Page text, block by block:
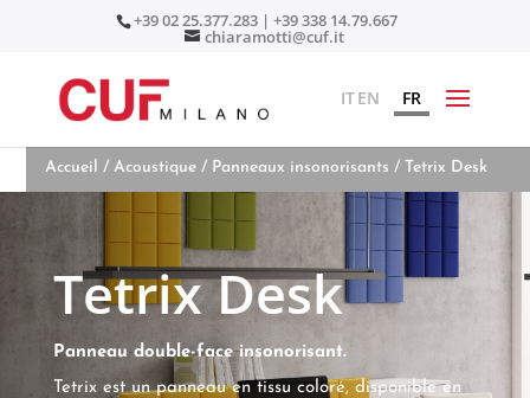
+39 02 25.377.283 | +39 338 14.79.667
chiaramotti@cuf.it
ITEN FR
Accueil /Acoustique / Panneaux insonorisants / Tetrix Desk
Tetrix Desk
Panneau double-face insonorisant.
Tetrix est un panneau en tissu coloré, disponible en